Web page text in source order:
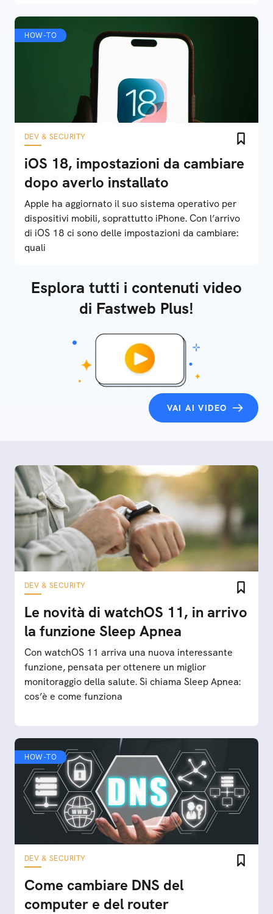
HOW-TO
DEV & SECURITY
iOS 18, impostazioni da cambiare
dopo averlo installato
Apple ha aggiornato il suo sistema operativo per
dispositivi mobili, soprattutto iPhone. Con l’arrivo
di iOS 18 ci sono delle impostazioni da cambiare:
quali
Esplora tutti i contenuti video
di Fastweb Plus!
VAI AI VIDEO
DEV & SECURITY
Le novità di watchOS 11, in arrivo
la funzione Sleep Apnea
Con watchOS 11 arriva una nuova interessante
funzione, pensata per ottenere un miglior
monitoraggio della salute. Si chiama Sleep Apnea:
cos’è e come funziona
HOW-TO
DEV & SECURITY
Come cambiare DNS del
computer e del router